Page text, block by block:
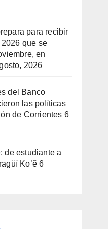
para recibir
que se
en
2026
del Banco
las políticas
de Corrientes 6
de estudiante a
Ko’ẽ 6